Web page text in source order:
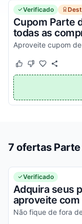
a marca promete
produtos.
Verificado
Cupom Parte
todas as
Este cupom
Este cupom não
7 ofertas Parte
Verificado
Adquira seus
aproveite